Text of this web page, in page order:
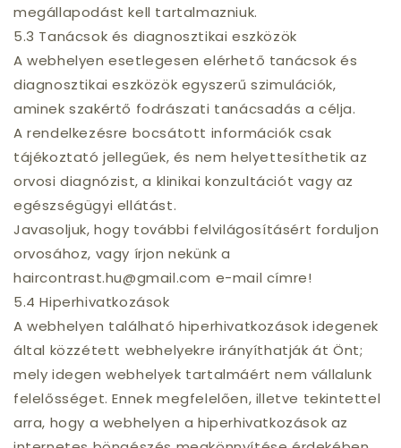
megállapodást kell tartalmazniuk.
5.3 Tanácsok és diagnosztikai eszközök
A webhelyen esetlegesen elérhető tanácsok és
diagnosztikai eszközök egyszerű szimulációk,
aminek szakértő fodrászati tanácsadás a célja.
A rendelkezésre bocsátott információk csak
tájékoztató jellegűek, és nem helyettesíthetik az
orvosi diagnózist, a klinikai konzultációt vagy az
egészségügyi ellátást.
Javasoljuk, hogy további felvilágosításért forduljon
orvosához, vagy írjon nekünk a
haircontrast.hu@gmail.com e-mail címre!
5.4 Hiperhivatkozások
A webhelyen található hiperhivatkozások idegenek
által közzétett webhelyekre irányíthatják át Önt;
mely idegen webhelyek tartalmáért nem vállalunk
felelősséget. Ennek megfelelően, illetve tekintettel
arra, hogy a webhelyen a hiperhivatkozások az